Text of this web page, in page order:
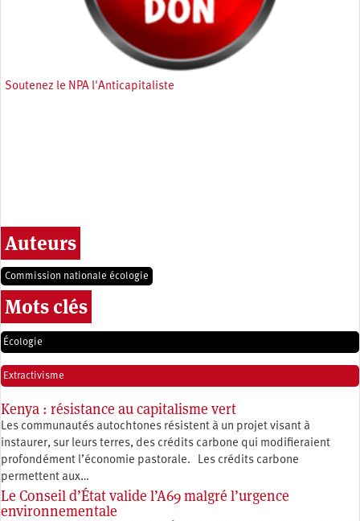
Soutenez le NPA l'Anticapitaliste
Auteurs
Commission nationale écologie
Mots clés
Écologie
Extractivisme
Kenya : résistance au capitalisme vert
Les communautés autochtones résistent à un projet visant à
instaurer, sur leurs terres, des crédits carbone qui modifieraient
profondément l’économie pastorale. Les crédits carbone
permettent aux…
Le Conseil d’État valide l’A69 malgré l’urgence
environnementale